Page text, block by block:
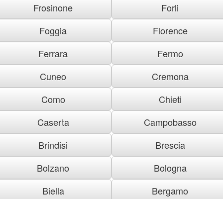
Frosinone
Forli
Foggia
Florence
Ferrara
Fermo
Cuneo
Cremona
Como
Chieti
Caserta
Campobasso
Brindisi
Brescia
Bolzano
Bologna
Biella
Bergamo